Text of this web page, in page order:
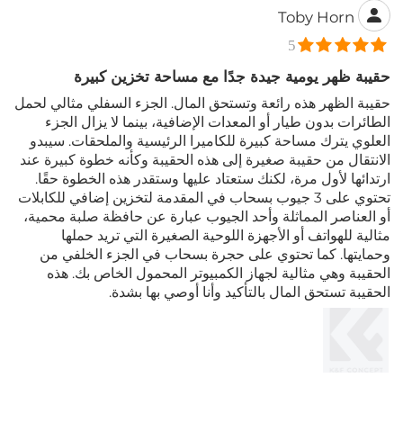
Toby Horn
5
حقيبة ظهر يومية جيدة جدًا مع مساحة تخزين كبيرة
حقيبة الظهر هذه رائعة وتستحق المال. الجزء السفلي مثالي لحمل
الطائرات بدون طيار أو المعدات الإضافية، بينما لا يزال الجزء
العلوي يترك مساحة كبيرة للكاميرا الرئيسية والملحقات. سيبدو
الانتقال من حقيبة صغيرة إلى هذه الحقيبة وكأنه خطوة كبيرة عند
ارتدائها لأول مرة، لكنك ستعتاد عليها وستقدر هذه الخطوة حقًا.
تحتوي على 3 جيوب بسحاب في المقدمة لتخزين إضافي للكابلات
أو العناصر المماثلة وأحد الجيوب عبارة عن حافظة صلبة محمية،
مثالية للهواتف أو الأجهزة اللوحية الصغيرة التي تريد حملها
وحمايتها. كما تحتوي على حجرة بسحاب في الجزء الخلفي من
الحقيبة وهي مثالية لجهاز الكمبيوتر المحمول الخاص بك. هذه
الحقيبة تستحق المال بالتأكيد وأنا أوصي بها بشدة.